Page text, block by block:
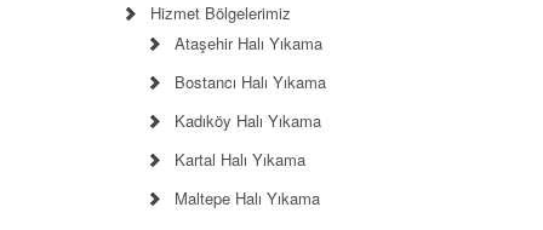
Hizmet Bölgelerimiz
Ataşehir Halı Yıkama
Bostancı Halı Yıkama
Kadıköy Halı Yıkama
Kartal Halı Yıkama
Maltepe Halı Yıkama